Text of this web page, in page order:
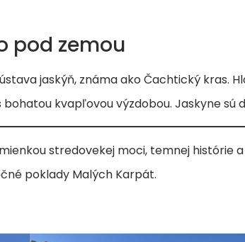
pod zemou
jaskýň, známa ako Čachtický kras.
kvapľovou výzdobou. Jaskyne sú
stredovekej moci, temnej histórie
poklady Malých Karpát.